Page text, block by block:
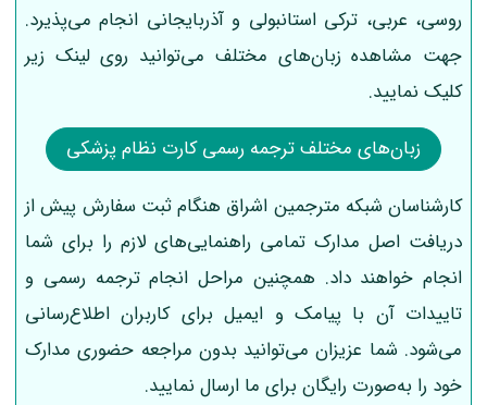
روسی، عربی، ترکی استانبولی و آذربایجانی انجام می‌پذیرد.
جهت مشاهده زبان‌های مختلف می‌توانید روی لینک زیر
کلیک نمایید.
زبان‌های مختلف ترجمه رسمی کارت نظام پزشکی
کارشناسان شبکه مترجمین اشراق هنگام ثبت سفارش پیش از
دریافت اصل مدارک تمامی راهنمایی‌های لازم را برای شما
انجام خواهند داد. همچنین مراحل انجام ترجمه رسمی و
تاییدات آن با پیامک و ایمیل برای کاربران اطلاع‌رسانی
می‌شود. شما عزیزان می‌توانید بدون مراجعه حضوری مدارک
خود را به‌صورت رایگان برای ما ارسال نمایید.